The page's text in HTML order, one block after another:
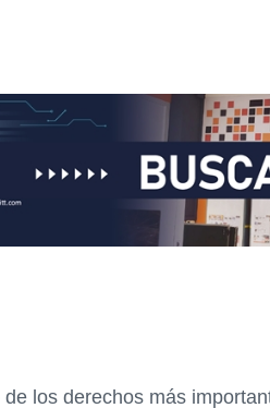
los derechos más